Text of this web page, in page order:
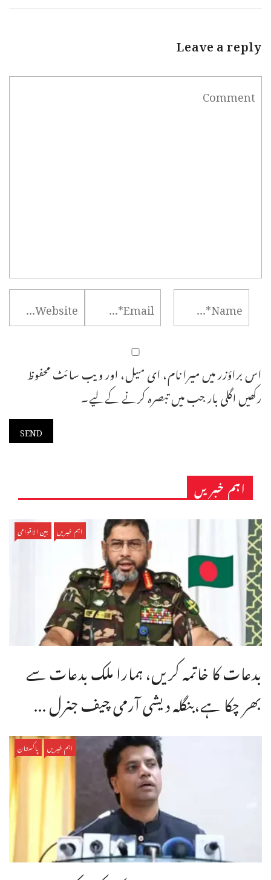
Leave a reply
اس براؤزر میں میرا نام، ای میل، اور ویب سائٹ محفوظ
رکھیں اگلی بار جب میں تبصرہ کرنے کےلیے۔
اہم خبریں
اہم خبریں بین الاقوامی
بدعات کا خاتمہ کریں، ہمارا ملک بدعات سے
بھر چکا ہے،بنگله دیشی آرمی چیف جنرل ...
اہم خبریں پاکستان